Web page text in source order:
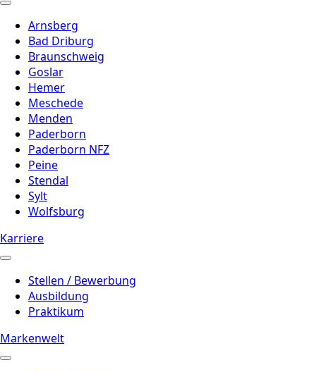
Arnsberg
Bad Driburg
Braunschweig
Goslar
Hemer
Meschede
Menden
Paderborn
Paderborn NFZ
Peine
Stendal
Sylt
Wolfsburg
Karriere
Stellen / Bewerbung
Ausbildung
Praktikum
Markenwelt